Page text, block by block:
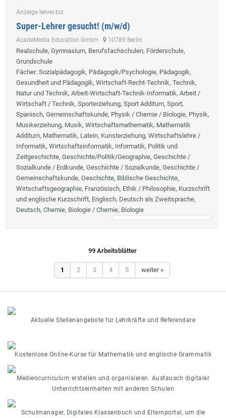
Anzeige lehrer.biz
Super-Lehrer gesucht! (m/w/d)
AcadeMedia Education GmbH 10789 Berlin
Realschule, Gymnasium, Berufsfachschulen, Förderschule,
Grundschule
Fächer: Sozialpädagogik, Pädagogik/Psychologie, Pädagogik,
Gesundheit und Pädagogik, Wirtschaft-Recht-Technik, Technik,
Natur und Technik, Arbeit-Wirtschaft-Technik-Informatik, Arbeit /
Wirtschaft / Technik, Sporterziehung, Sport Additum, Sport,
Spanisch, Gemeinschaftskunde, Physik / Chemie / Biologie, Physik,
Musikerziehung, Musik, Wirtschaftsmathematik, Mathematik
Additum, Mathematik, Latein, Kunsterziehung, Wirtschaftslehre /
Informatik, Wirtschaftsinformatik, Informatik, Politik und
Zeitgeschichte, Geschichte/Politik/Geographie, Geschichte /
Sozialkunde / Erdkunde, Geschichte / Sozialkunde, Geschichte /
Gemeinschaftskunde, Geschichte, Biblische Geschichte,
Wirtschaftsgeographie, Französisch, Ethik / Philosophie, Kurzschrift
und englische Kurzschrift, Englisch, Deutsch als Zweitsprache,
Deutsch, Chemie, Biologie / Chemie, Biologie
99 Arbeitsblätter
1 2 3 4 5 weiter »
Aktuelle Stellenangebote für Lehrkräfte und Referendare
Kostenlose Online-Kurse für Mathematik und englische Grammatik
Mediencurriculum erstellen und organisieren. Austausch digitaler
Unterrichtseinheiten mit anderen Schulen
Schulmanager, Digitales Klassenbuch und Elternportal, um die